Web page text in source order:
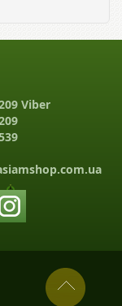
Viber